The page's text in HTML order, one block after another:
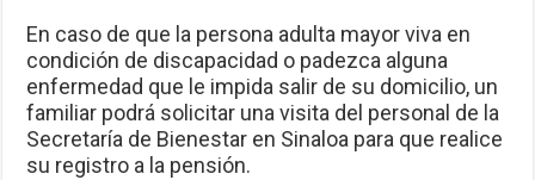
En caso de que la persona adulta mayor viva en
condición de discapacidad o padezca alguna
enfermedad que le impida salir de su domicilio, un
familiar podrá solicitar una visita del personal de la
Secretaría de Bienestar en Sinaloa para que realice
su registro a la pensión.